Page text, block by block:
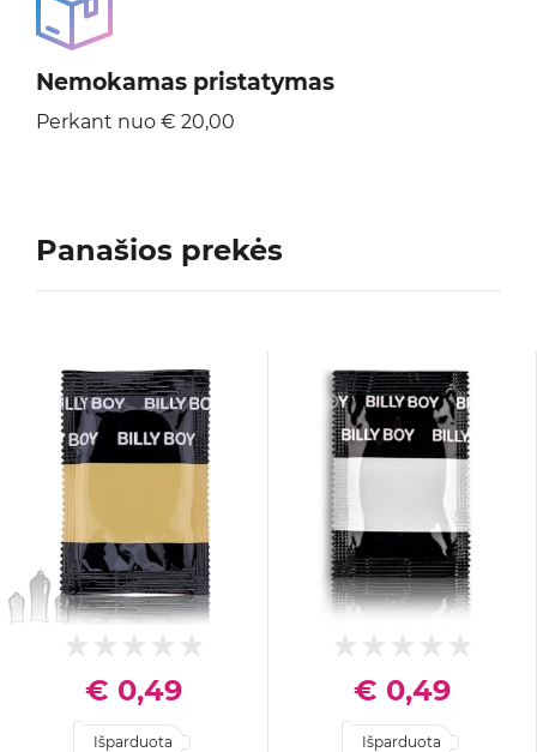
Nemokamas pristatymas
Perkant nuo € 20,00
Panašios prekės
€ 0,49
Išparduota
€ 0,49
Išparduota